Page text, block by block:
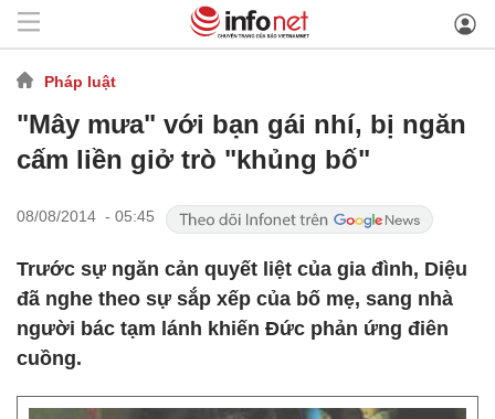
Pháp luật
"Mây mưa" với bạn gái nhí, bị ngăn
cấm liền giở trò "khủng bố"
08/08/2014 - 05:45
Trước sự ngăn cản quyết liệt của gia đình, Diệu
đã nghe theo sự sắp xếp của bố mẹ, sang nhà
người bác tạm lánh khiến Đức phản ứng điên
cuồng.